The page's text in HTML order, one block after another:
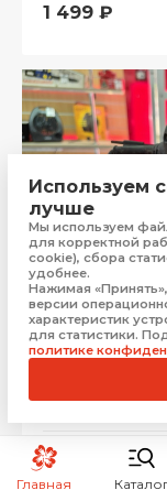
Главная
1 499 ₽
Электролобзик
Рассрочка от 274 ₽/
2 499 ₽
Используем
лучше
Мы используем
для корректной
cookie), сбора
удобнее.
Нажимая
версии
характеристик
для статистики.
политике